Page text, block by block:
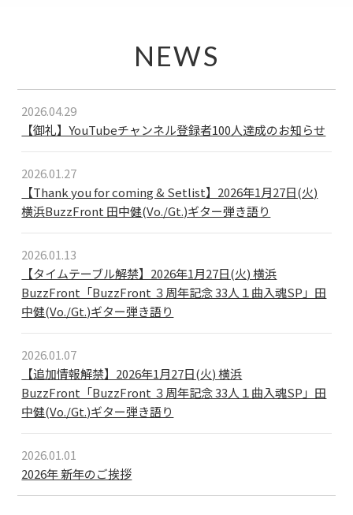
NEWS
2026.04.29
【御礼】YouTubeチャンネル登録者100人達成のお知らせ
2026.01.27
【Thank you for coming & Setlist】2026年1月27日(火)
横浜BuzzFront 田中健(Vo./Gt.)ギター弾き語り
2026.01.13
【タイムテーブル解禁】2026年1月27日(火) 横浜
BuzzFront「BuzzFront ３周年記念 33人１曲入魂SP」田
中健(Vo./Gt.)ギター弾き語り
2026.01.07
【追加情報解禁】2026年1月27日(火) 横浜
BuzzFront「BuzzFront ３周年記念 33人１曲入魂SP」田
中健(Vo./Gt.)ギター弾き語り
2026.01.01
2026年 新年のご挨拶